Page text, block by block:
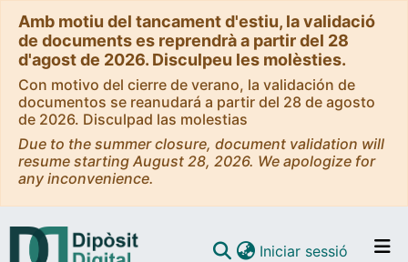
Amb motiu del tancament d'estiu, la validació
de documents es reprendrà a partir del 28
d'agost de 2026. Disculpeu les molèsties.
Con motivo del cierre de verano, la validación de
documentos se reanudará a partir del 28 de agosto
de 2026. Disculpad las molestias
Due to the summer closure, document validation will
resume starting August 28, 2026. We apologize for
any inconvenience.
Iniciar sessió (current)